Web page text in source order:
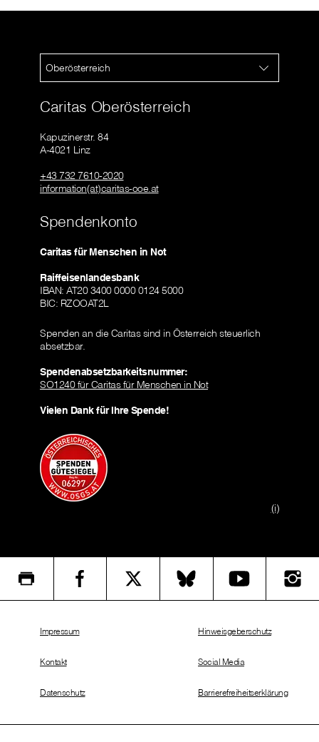
Oberösterreich
Caritas Oberösterreich
Kapuzinerstr. 84
A-4021 Linz
+43 732 7610-2020
information(at)caritas-ooe.at
Spendenkonto
Caritas für Menschen in Not
Raiffeisenlandesbank
IBAN: AT20 3400 0000 0124 5000
BIC: RZOOAT2L
Spenden an die Caritas sind in Österreich steuerlich
absetzbar.
Spendenabsetzbarkeitsnummer:
SO1240 für Caritas für Menschen in Not
Vielen Dank für Ihre Spende!
(i)
Impressum
Kontakt
Datenschutz
Hinweisgeberschutz
Social Media
Barrierefreiheitserklärung